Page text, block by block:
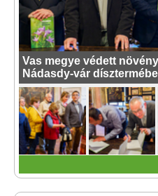
Vas megye védett
Nádasdy-vár